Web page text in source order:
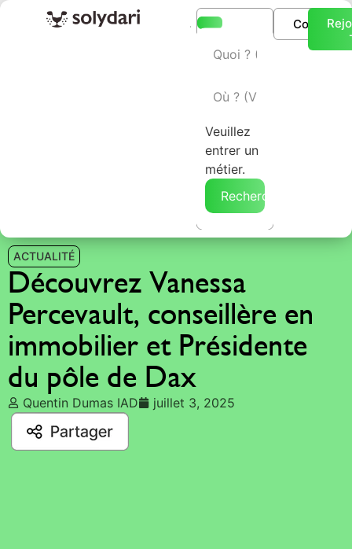
Veuillez
entrer un
métier.
Rechercher →
ACTUALITÉ
Découvrez Vanessa
Percevault, conseillère en
immobilier et Présidente
du pôle de Dax
Quentin Dumas IAD juillet 3, 2025